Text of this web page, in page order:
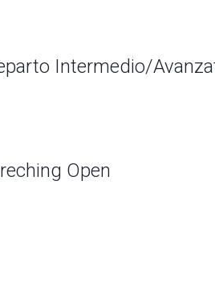
Intermedio/
Open